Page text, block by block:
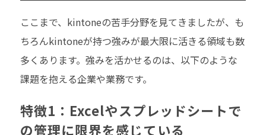
ここまで、kintoneの苦手分野を見てきましたが、も
ちろんkintoneが持つ強みが最大限に活きる領域も数
多くあります。強みを活かせるのは、以下のような
課題を抱える企業や業務です。
特徴1：Excelやスプレッドシートで
の管理に限界を感じている